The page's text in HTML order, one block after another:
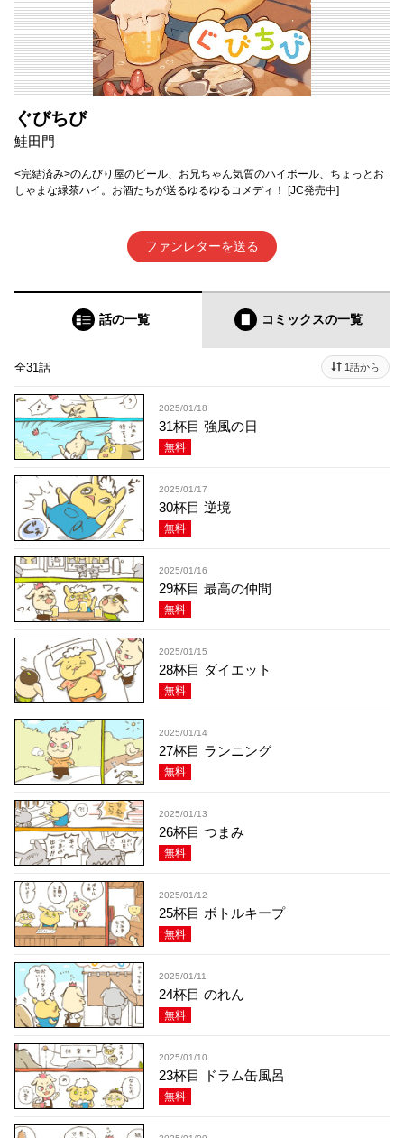
ぐびちび
鮭田門
<完結済み>のんびり屋のビール、お兄ちゃん気質のハイボール、ちょっとお
しゃまな緑茶ハイ。お酒たちが送るゆるゆるコメディ！ [JC発売中]
ファンレターを送る
話の一覧 コミックスの一覧
全31話 1話から
2025/01/18
31杯目 強風の日
無料
2025/01/17
30杯目 逆境
無料
2025/01/16
29杯目 最高の仲間
無料
2025/01/15
28杯目 ダイエット
無料
2025/01/14
27杯目 ランニング
無料
2025/01/13
26杯目 つまみ
無料
2025/01/12
25杯目 ボトルキープ
無料
2025/01/11
24杯目 のれん
無料
2025/01/10
23杯目 ドラム缶風呂
無料